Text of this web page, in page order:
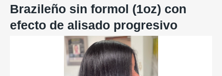
Brazileño sin formol (1oz) con
efecto de alisado progresivo